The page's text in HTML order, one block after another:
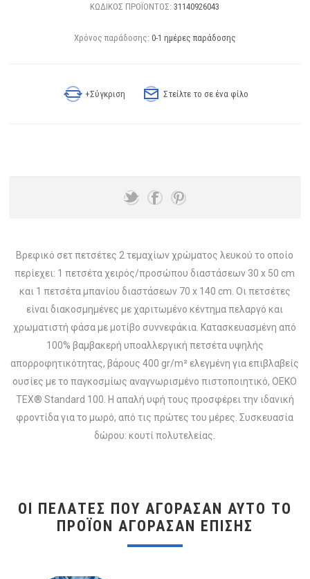
ΚΩΔΙΚΟΣ ΠΡΟΪΟΝΤΟΣ: 31140926043
Χρόνος παράδοσης: 0-1 ημέρες παράδοσης
+Σύγκριση Στείλτε το σε ένα φίλο
Βρεφικό σετ πετσέτες 2 τεμαχίων χρώματος λευκού το οποίο
περίεχει: 1 πετσέτα χειρός/προσώπου διαστάσεων 30 x 50 cm
και 1 πετσέτα μπανίου διαστάσεων 70 x 140 cm. Οι πετσέτες
είναι διακοσμημένες με χαριτωμένο κέντημα πελαργό και
χρωματιστή φάσα με μοτίβο συννεφάκια. Κατασκευασμένη από
100% βαμβακερή υποαλλεργική πετσέτα υψηλής
απορροφητικότητας, βάρους 400 gr/m² ελεγμένη για επιβλαβείς
ουσίες με το παγκοσμίως αναγνωρισμένο πιστοποιητικό, OEKO
TEX® Standard 100. Η απαλή υφή τους προσφέρει την ιδανική
φροντίδα για το μωρό, από τις πρώτες του μέρες. Συσκευασία
δώρου: κουτί πολυτελείας.
ΟΙ ΠΕΛΆΤΕΣ ΠΟΥ ΑΓΌΡΑΣΑΝ ΑΥΤΌ ΤΟ
ΠΡΟΪΌΝ ΑΓΌΡΑΣΑΝ ΕΠΊΣΗΣ